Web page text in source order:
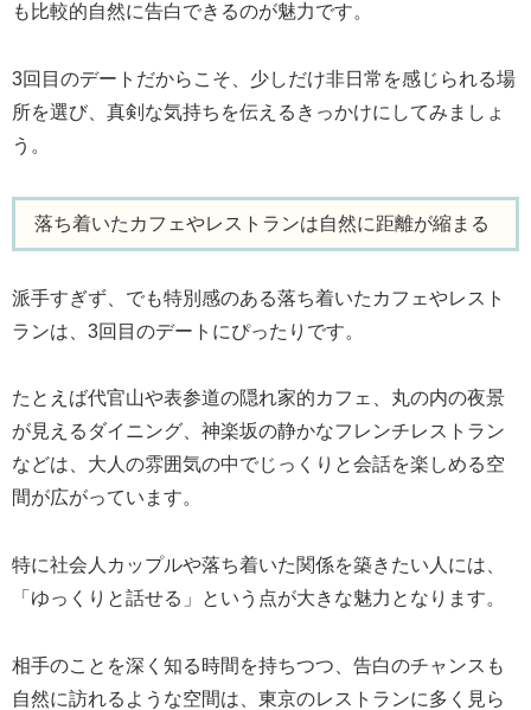
も比較的自然に告白できるのが魅力です。
3回目のデートだからこそ、少しだけ非日常を感じられる場
所を選び、真剣な気持ちを伝えるきっかけにしてみましょ
う。
落ち着いたカフェやレストランは自然に距離が縮まる
派手すぎず、でも特別感のある落ち着いたカフェやレスト
ランは、3回目のデートにぴったりです。
たとえば代官山や表参道の隠れ家的カフェ、丸の内の夜景
が見えるダイニング、神楽坂の静かなフレンチレストラン
などは、大人の雰囲気の中でじっくりと会話を楽しめる空
間が広がっています。
特に社会人カップルや落ち着いた関係を築きたい人には、
「ゆっくりと話せる」という点が大きな魅力となります。
相手のことを深く知る時間を持ちつつ、告白のチャンスも
自然に訪れるような空間は、東京のレストランに多く見ら